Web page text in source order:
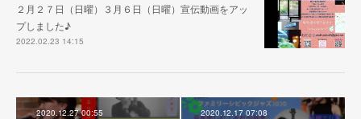
２月２７日（日曜）３月６日（日曜）宣伝動画をアッ
プしました♪
2022.02.23 14:15
2020.12.27 00:55 2020.12.17 07:08